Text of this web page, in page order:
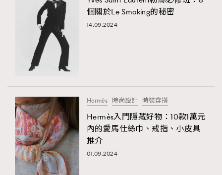
個關於Le Smoking的秘密
14.09.2024
Hermès 時尚設計 時裝穿搭
Hermès入門隱藏好物：10款1萬元
內的愛馬仕絲巾、戒指、小皮具
推介
01.09.2024